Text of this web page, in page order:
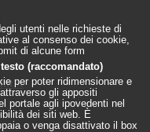
utenti nelle richieste di
al consenso dei cookie,
di alcune form
(raccomandato)
per poter ridimensionare e
gli appositi
portale agli ipovedenti nel
dei siti web. È
o venga disattivato il box